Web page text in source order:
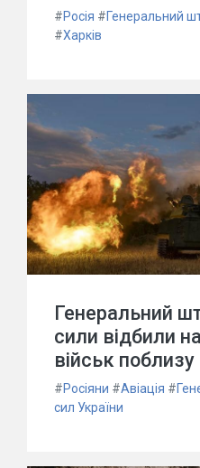
#Росія #Генеральний
#Харків
Генеральний
сили відбили
військ
#Росіяни #Авіація #
сил України